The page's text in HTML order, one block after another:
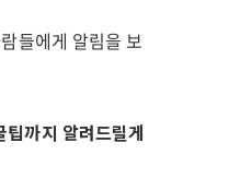
들에게 알림을 보
까지 알려드릴게